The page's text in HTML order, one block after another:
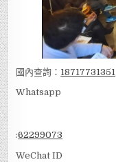
國內查詢： 18717731351
Whatsapp